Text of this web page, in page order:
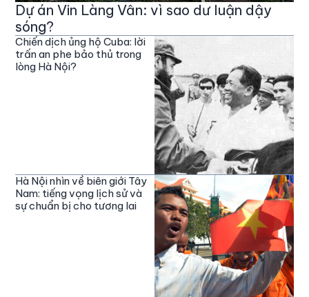
Dự án Vin Làng Vân: vì sao dư luận dậy
sóng?
Chiến dịch ủng hộ Cuba: lời
trấn an phe bảo thủ trong
lòng Hà Nội?
Hà Nội nhìn về biên giới Tây
Nam: tiếng vọng lịch sử và
sự chuẩn bị cho tương lai